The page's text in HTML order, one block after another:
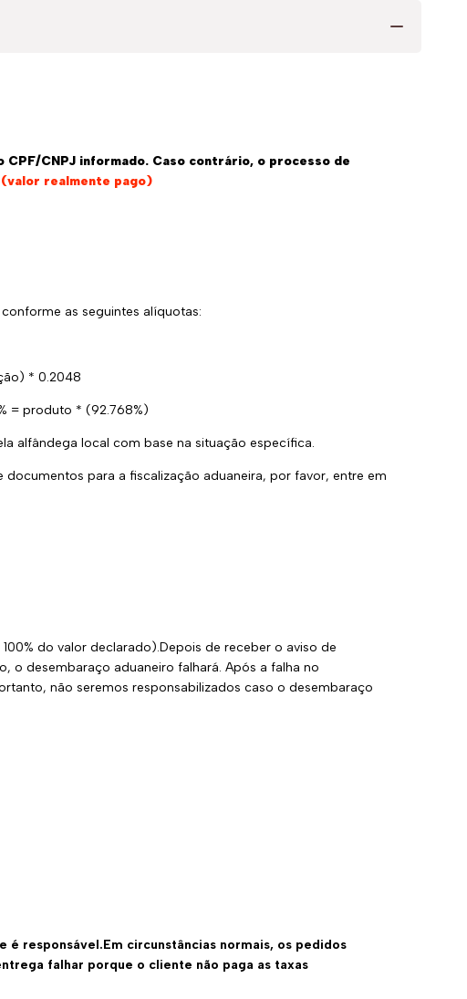
CNPJ informado. Caso contrário, o processo de
(valor realmente pago)
as seguintes alíquotas:
* 0.2048
= produto * (92.768%)
alfândega local com base na situação específica.
documentos para a fiscalização aduaneira, por favor, entre em
do valor declarado).Depois de receber o aviso de
desembaraço aduaneiro falhará. Após a falha no
não seremos responsabilizados caso o desembaraço
responsável.Em circunstâncias normais, os pedidos
falhar porque o cliente não paga as taxas